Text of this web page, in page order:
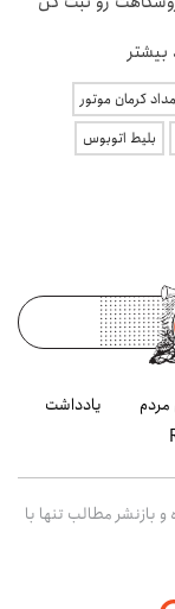
بیشتر
کرمان موتور
بلیط اتوبوس
یادداشت
بازنشر مطالب تنها با